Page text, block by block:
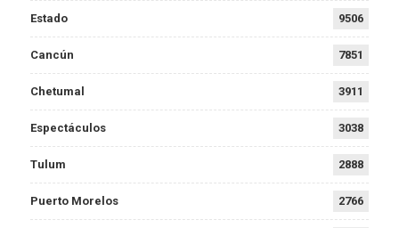
Estado 9506
Cancún 7851
Chetumal 3911
Espectáculos 3038
Tulum 2888
Puerto Morelos 2766